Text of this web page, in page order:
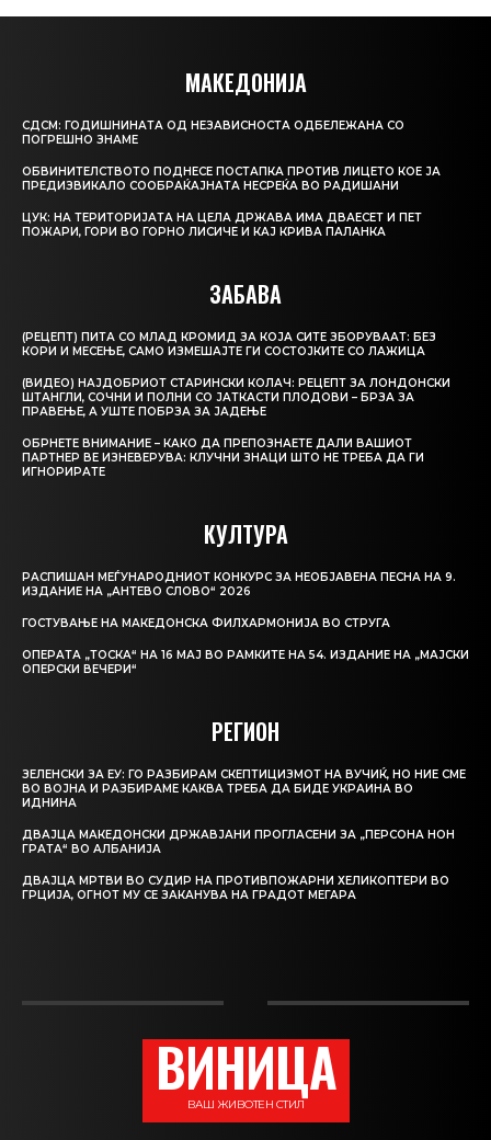
МАКЕДОНИЈА
СДСМ: ГОДИШНИНАТА ОД НЕЗАВИСНОСТА ОДБЕЛЕЖАНА СО
ПОГРЕШНО ЗНАМЕ
ОБВИНИТЕЛСТВОТО ПОДНЕСЕ ПОСТАПКА ПРОТИВ ЛИЦЕТО КОЕ ЈА
ПРЕДИЗВИКАЛО СООБРАЌАЈНАТА НЕСРЕЌА ВО РАДИШАНИ
ЦУК: НА ТЕРИТОРИЈАТА НА ЦЕЛА ДРЖАВА ИМА ДВАЕСЕТ И ПЕТ
ПОЖАРИ, ГОРИ ВО ГОРНО ЛИСИЧЕ И КАЈ КРИВА ПАЛАНКА
ЗАБАВА
(РЕЦЕПТ) ПИТА СО МЛАД КРОМИД ЗА КОЈА СИТЕ ЗБОРУВААТ: БЕЗ
КОРИ И МЕСЕЊЕ, САМО ИЗМЕШАЈТЕ ГИ СОСТОЈКИТЕ СО ЛАЖИЦА
(ВИДЕО) НАЈДОБРИОТ СТАРИНСКИ КОЛАЧ: РЕЦЕПТ ЗА ЛОНДОНСКИ
ШТАНГЛИ, СОЧНИ И ПОЛНИ СО ЈАТКАСТИ ПЛОДОВИ – БРЗА ЗА
ПРАВЕЊЕ, А УШТЕ ПОБРЗА ЗА ЈАДЕЊЕ
ОБРНЕТЕ ВНИМАНИЕ – КАКО ДА ПРЕПОЗНАЕТЕ ДАЛИ ВАШИОТ
ПАРТНЕР ВЕ ИЗНЕВЕРУВА: КЛУЧНИ ЗНАЦИ ШТО НЕ ТРЕБА ДА ГИ
ИГНОРИРАТЕ
КУЛТУРА
РАСПИШАН МЕЃУНАРОДНИОТ КОНКУРС ЗА НЕОБЈАВЕНА ПЕСНА НА 9.
ИЗДАНИЕ НА „АНТЕВО СЛОВО“ 2026
ГОСТУВАЊЕ НА МАКЕДОНСКА ФИЛХАРМОНИЈА ВО СТРУГА
ОПЕРАТА „ТОСКА“ НА 16 МАЈ ВО РАМКИТЕ НА 54. ИЗДАНИЕ НА „МАЈСКИ
ОПЕРСКИ ВЕЧЕРИ“
РЕГИОН
ЗЕЛЕНСКИ ЗА ЕУ: ГО РАЗБИРАМ СКЕПТИЦИЗМОТ НА ВУЧИЌ, НО НИЕ СМЕ
ВО ВОЈНА И РАЗБИРАМЕ КАКВА ТРЕБА ДА БИДЕ УКРАИНА ВО
ИДНИНА
ДВАЈЦА МАКЕДОНСКИ ДРЖАВЈАНИ ПРОГЛАСЕНИ ЗА „ПЕРСОНА НОН
ГРАТА“ ВО АЛБАНИЈА
ДВАЈЦА МРТВИ ВО СУДИР НА ПРОТИВПОЖАРНИ ХЕЛИКОПТЕРИ ВО
ГРЦИЈА, ОГНОТ МУ СЕ ЗАКАНУВА НА ГРАДОТ МЕГАРА
ВИНИЦА
ВАШ ЖИВОТЕН СТИЛ